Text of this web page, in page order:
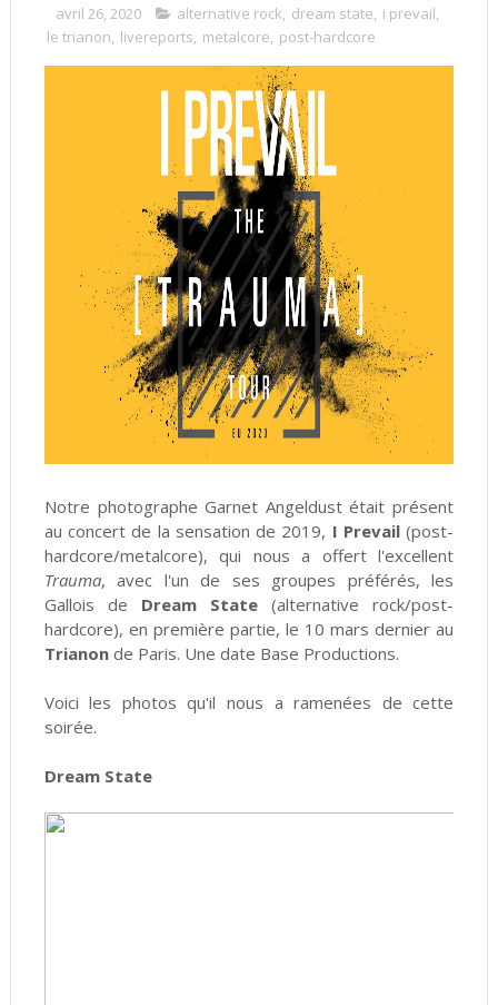
avril 26, 2020 alternative rock, dream state, i prevail,
le trianon, livereports, metalcore, post-hardcore
Notre photographe Garnet Angeldust était présent
au concert de la sensation de 2019, I Prevail(post-
hardcore/metalcore), qui nous a offert l'excellent
Trauma, avec l'un de ses groupes préférés, les
Gallois de Dream State (alternative rock/post-
hardcore), en première partie, le 10 mars dernier au
Trianonde Paris. Une date Base Productions.
Voici les photos qu'il nous a ramenées de cette
soirée.
Dream State